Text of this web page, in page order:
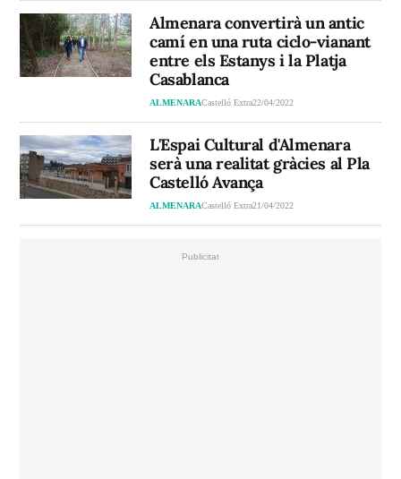
Almenara convertirà un antic
camí en una ruta ciclo-vianant
entre els Estanys i la Platja
Casablanca
ALMENARACastelló Extra22/04/2022
L'Espai Cultural d'Almenara
serà una realitat gràcies al Pla
Castelló Avança
ALMENARACastelló Extra21/04/2022